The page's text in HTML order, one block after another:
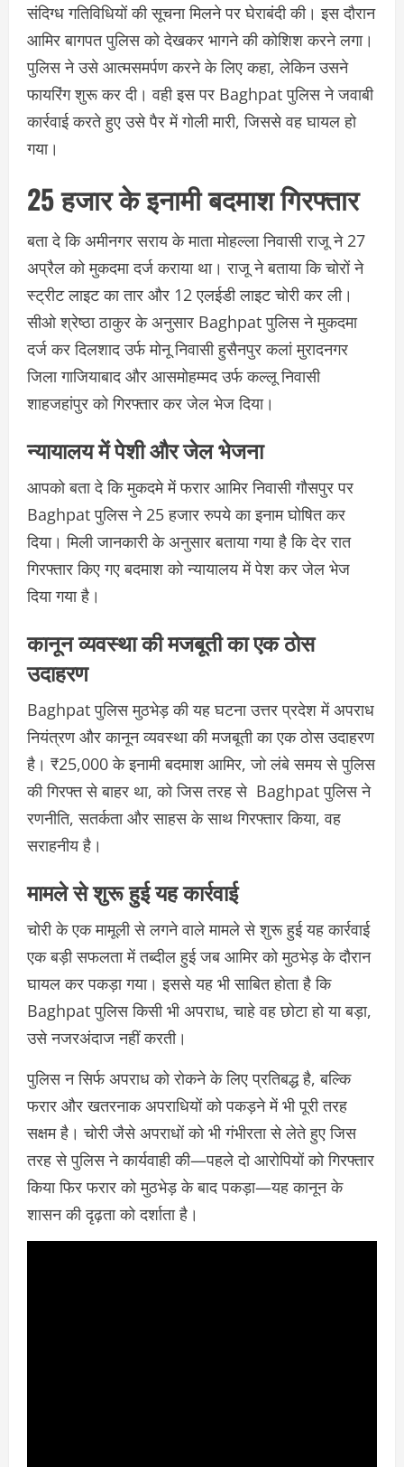
संदिग्ध गतिविधियों की सूचना मिलने पर घेराबंदी की। इस दौरान
आमिर बागपत पुलिस को देखकर भागने की कोशिश करने लगा।
पुलिस ने उसे आत्मसमर्पण करने के लिए कहा, लेकिन उसने
फायरिंग शुरू कर दी। वहीइस पर Baghpat पुलिस ने जवाबी
कार्रवाई करते हुए उसे पैर में गोली मारी, जिससे वह घायल हो
गया।
25 हजार के इनामी बदमाश गिरफ्तार
बता दे कि अमीनगर सराय के माता मोहल्ला निवासी राजू ने 27
अप्रैल को मुकदमा दर्ज कराया था। राजू ने बताया कि चोरों ने
स्ट्रीट लाइट का तार और 12 एलईडी लाइट चोरी कर ली।
सीओ श्रेष्ठा ठाकुर के अनुसार Baghpat पुलिस ने मुकदमा
दर्ज कर दिलशाद उर्फ मोनू निवासी हुसैनपुर कलां मुरादनगर
जिला गाजियाबाद और आसमोहम्मद उर्फ कल्लू निवासी
शाहजहांपुर को गिरफ्तार कर जेल भेज दिया।
न्यायालय में पेशी और जेल भेजना
आपको बता दे कि मुकदमे में फरार आमिर निवासी गौसपुर पर
Baghpat पुलिस ने 25 हजार रुपये का इनाम घोषित कर
दिया। मिली जानकारी के अनुसार बताया गया है कि देर रात
गिरफ्तार किए गए बदमाश को न्यायालय में पेश कर जेल भेज
दिया गया है।
कानून व्यवस्था की मजबूती का एक ठोस
उदाहरण
Baghpat पुलिस मुठभेड़ की यह घटना उत्तर प्रदेश में अपराध
नियंत्रण और कानून व्यवस्था की मजबूती का एक ठोस उदाहरण
है। ₹25,000 के इनामी बदमाश आमिर, जो लंबे समय से पुलिस
की गिरफ्त से बाहर था, को जिस तरह से Baghpat पुलिस ने
रणनीति, सतर्कता और साहस के साथ गिरफ्तार किया, वह
सराहनीय है।
मामले से शुरू हुई यह कार्रवाई
चोरी के एक मामूली से लगने वाले मामले से शुरू हुई यह कार्रवाई
एक बड़ी सफलता में तब्दील हुई जब आमिर को मुठभेड़ के दौरान
घायल कर पकड़ा गया। इससे यह भी साबित होता है कि
Baghpat पुलिस किसी भी अपराध, चाहे वह छोटा हो या बड़ा,
उसे नजरअंदाज नहीं करती।
पुलिस न सिर्फ अपराध को रोकने के लिए प्रतिबद्ध है, बल्कि
फरार और खतरनाक अपराधियों को पकड़ने में भी पूरी तरह
सक्षम है। चोरी जैसे अपराधों को भी गंभीरता से लेते हुए जिस
तरह से पुलिस ने कार्यवाही की—पहले दो आरोपियों को गिरफ्तार
किया फिर फरार को मुठभेड़ के बाद पकड़ा—यह कानून के
शासन की दृढ़ता को दर्शाता है।